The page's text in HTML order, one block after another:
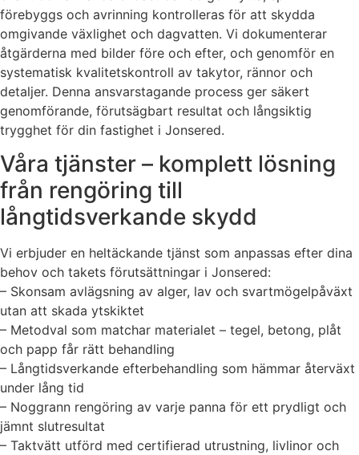
förebyggs och avrinning kontrolleras för att skydda
omgivande växlighet och dagvatten. Vi dokumenterar
åtgärderna med bilder före och efter, och genomför en
systematisk kvalitetskontroll av takytor, rännor och
detaljer. Denna ansvarstagande process ger säkert
genomförande, förutsägbart resultat och långsiktig
trygghet för din fastighet i Jonsered.
Våra tjänster – komplett lösning
från rengöring till
långtidsverkande skydd
Vi erbjuder en heltäckande tjänst som anpassas efter dina
behov och takets förutsättningar i Jonsered:
– Skonsam avlägsning av alger, lav och svartmögelpåväxt
utan att skada ytskiktet
– Metodval som matchar materialet – tegel, betong, plåt
och papp får rätt behandling
– Långtidsverkande efterbehandling som hämmar återväxt
under lång tid
– Noggrann rengöring av varje panna för ett prydligt och
jämnt slutresultat
– Taktvätt utförd med certifierad utrustning, livlinor och